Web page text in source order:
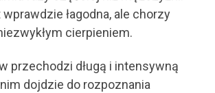
łagodna, ale chorzy
cierpieniem.
przechodzi długą i intensywną
dojdzie do rozpoznania